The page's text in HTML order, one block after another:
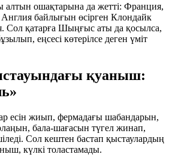
алтын ошақтарына да жетті: Франция,
байлығын өсірген Клондайк
Сол қатарға Шыңғыс аты да қосылса,
еңсесі көтерілсе деген үміт
қуаныш:
есін жиып, фермадағы шабандарын,
бала-шағасын түгел жинап,
Сол кештен бастап қыстаулардың
күлкі толастамады.